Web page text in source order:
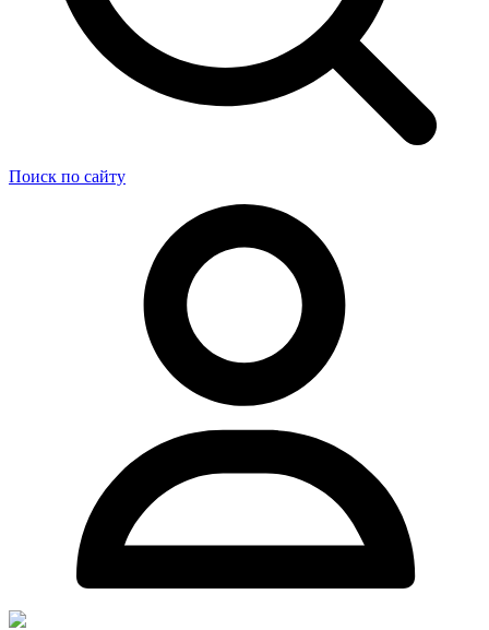
Поиск по сайту